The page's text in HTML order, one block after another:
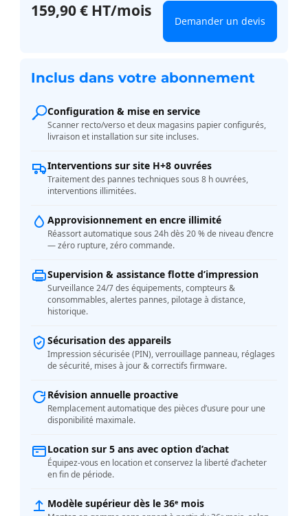
159,90 € HT/mois
Demander un devis
Inclus dans votre abonnement
Configuration & mise en service
Scanner recto/verso et deux magasins papier configurés,
livraison et installation sur site incluses.
Interventions sur site H+8 ouvrées
Traitement des pannes techniques sous 8 h ouvrées,
interventions illimitées.
Approvisionnement en encre illimité
Réassort automatique sous 24h dès 20 % de niveau d’encre
— zéro rupture, zéro commande.
Supervision & assistance flotte d’impression
Surveillance 24/7 des équipements, compteurs &
consommables, alertes pannes, pilotage à distance,
historique.
Sécurisation des appareils
Impression sécurisée (PIN), verrouillage panneau, réglages
de sécurité, mises à jour & correctifs firmware.
Révision annuelle proactive
Remplacement automatique des pièces d’usure pour une
disponibilité maximale.
Location sur 5 ans avec option d’achat
Équipez-vous en location et conservez la liberté d’acheter
en fin de période.
Modèle supérieur dès le 36ᵉ mois